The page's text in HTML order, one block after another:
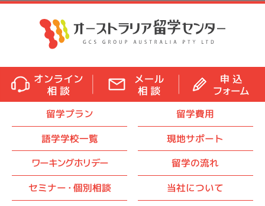
留学プラン
留学費用
語学学校一覧
現地サポート
ワーキングホリデー
留学の流れ
セミナー・ 個別相談 当社について